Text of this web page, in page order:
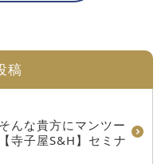
稿
んな貴方にマンツー
寺子屋S&H】セミナ